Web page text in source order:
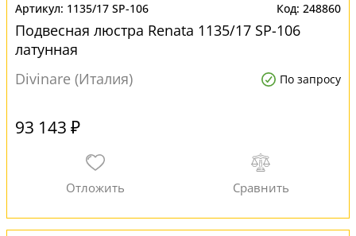
1135/17 SP-106 248860
Подвесная люстра Renata 1135/17 SP-106
латунная
Divinare (Италия)
По запросу
93 143 ₽